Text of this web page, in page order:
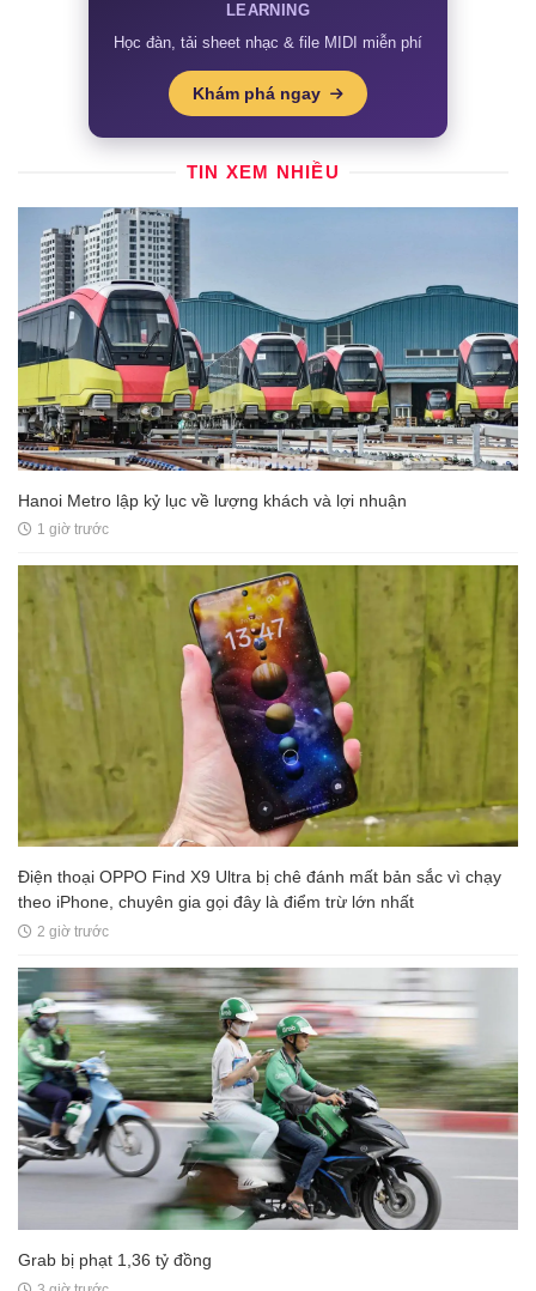
LEARNING
Học đàn, tải sheet nhạc & file MIDI miễn phí
Khám phá ngay
TIN XEM NHIỀU
Hanoi Metro lập kỷ lục về lượng khách và lợi nhuận
1 giờ trước
Điện thoại OPPO Find X9 Ultra bị chê đánh mất bản sắc vì chạy
theo iPhone, chuyên gia gọi đây là điểm trừ lớn nhất
2 giờ trước
Grab bị phạt 1,36 tỷ đồng